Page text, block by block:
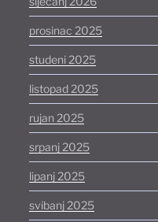
prosinac 2025
studeni 2025
listopad 2025
rujan 2025
srpanj 2025
lipanj 2025
svibanj 2025